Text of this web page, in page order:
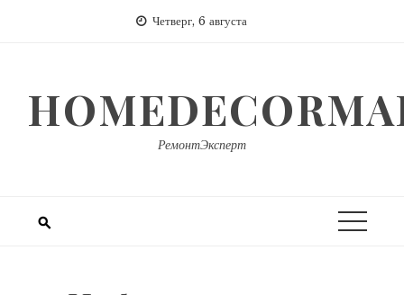
Четверг, 6 августа
РемонтЭксперт